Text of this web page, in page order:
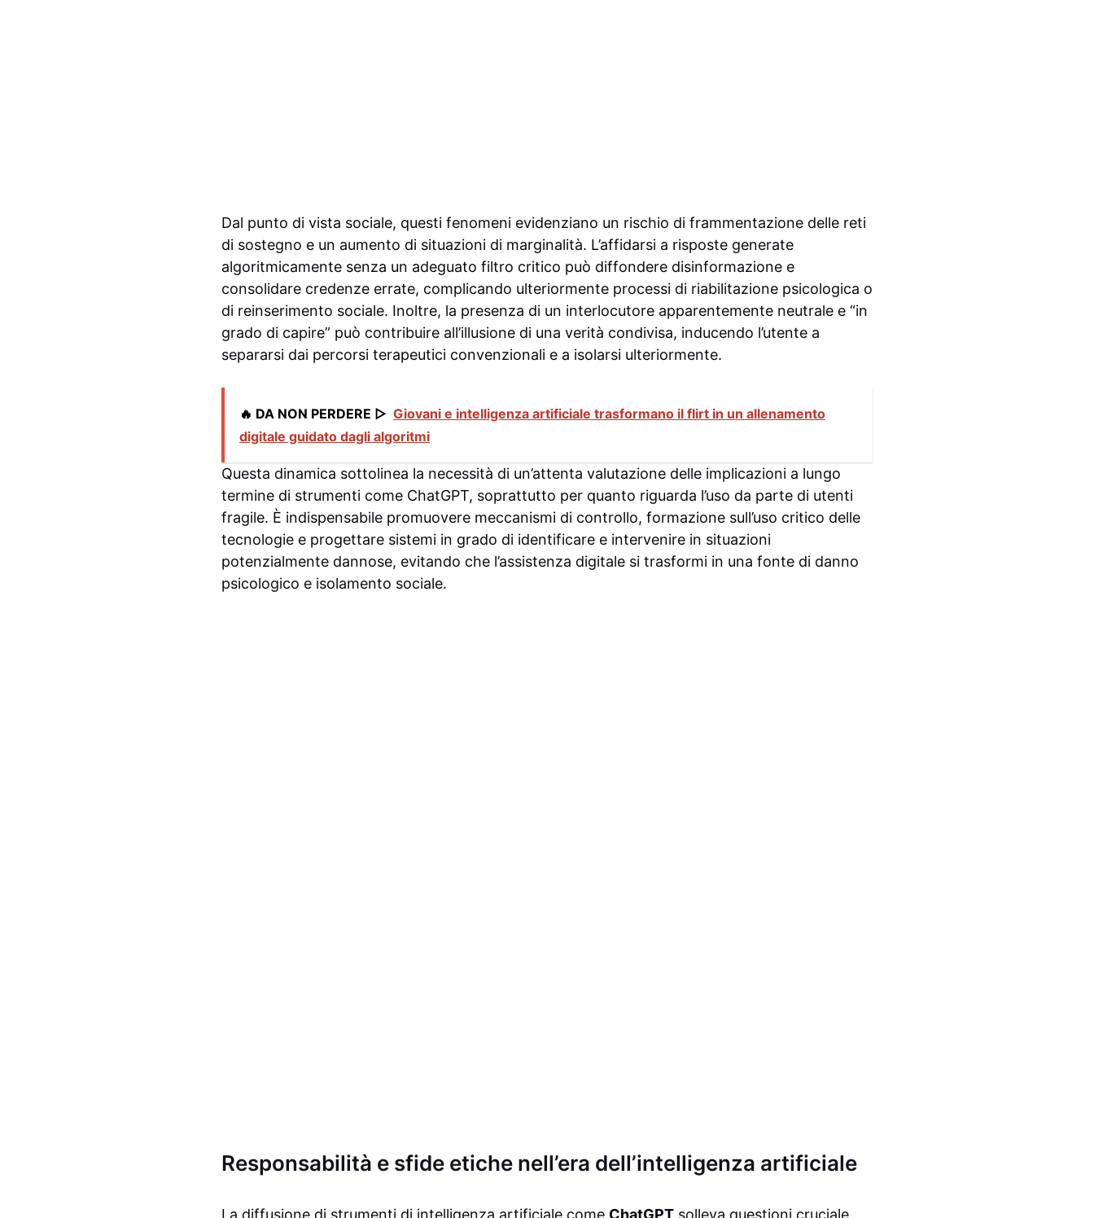
Dal punto di vista sociale, questi fenomeni evidenziano un rischio di frammentazione delle reti
di sostegno e un aumento di situazioni di marginalità. L’affidarsi a risposte generate
algoritmicamente senza un adeguato filtro critico può diffondere disinformazione e
consolidare credenze errate, complicando ulteriormente processi di riabilitazione psicologica o
di reinserimento sociale. Inoltre, la presenza di un interlocutore apparentemente neutrale e “in
grado di capire” può contribuire all’illusione di una verità condivisa, inducendo l’utente a
separarsi dai percorsi terapeutici convenzionali e a isolarsi ulteriormente.
🔥 DA NON PERDERE ▷ Giovani e intelligenza artificiale trasformano il flirt in un allenamento
digitale guidato dagli algoritmi
Questa dinamica sottolinea la necessità di un’attenta valutazione delle implicazioni a lungo
termine di strumenti come ChatGPT, soprattutto per quanto riguarda l’uso da parte di utenti
fragile. È indispensabile promuovere meccanismi di controllo, formazione sull’uso critico delle
tecnologie e progettare sistemi in grado di identificare e intervenire in situazioni
potenzialmente dannose, evitando che l’assistenza digitale si trasformi in una fonte di danno
psicologico e isolamento sociale.
Responsabilità e sfide etiche nell’era dell’intelligenza artificiale
La diffusione di strumenti di intelligenza artificiale come ChatGPT solleva questioni cruciale